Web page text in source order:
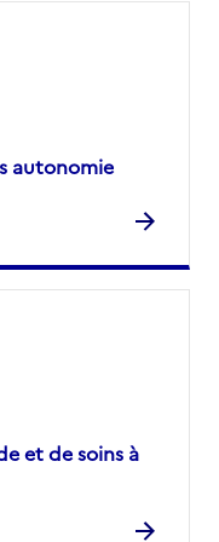
autonomie
et de soins à